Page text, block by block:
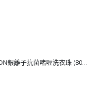
[J206232] 日本BON BON銀離子抗菌啫喱洗衣珠 (80粒)